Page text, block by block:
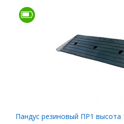
Пандус резиновый ПР1 высота